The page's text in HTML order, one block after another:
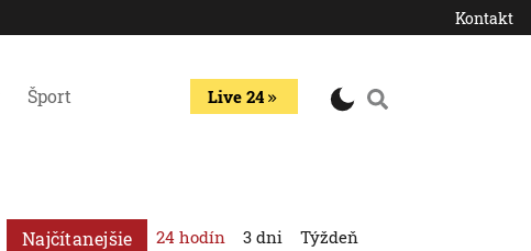
Kontakt
Šport Live 24
Najčítanejšie 24 hodín 3 dni Týždeň